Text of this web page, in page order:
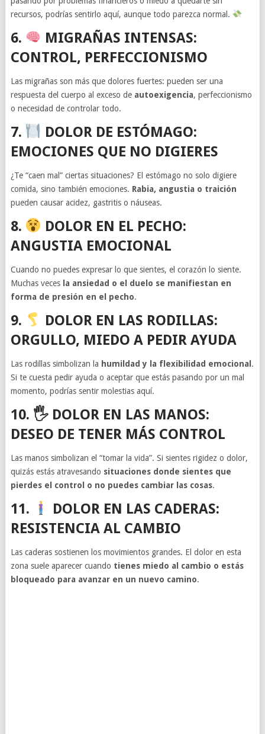
recursos, podrías sentirlo aquí, aunque todo parezca normal.
6.
MIGRAÑAS INTENSAS:
CONTROL, PERFECCIONISMO
Las migrañas son más que dolores fuertes: pueden ser una
respuesta del cuerpo al exceso de autoexigencia, perfeccionismo
o necesidad de controlar todo.
7.
DOLOR DE ESTÓMAGO:
EMOCIONES QUE NO DIGIERES
¿Te “caen mal” ciertas situaciones? El estómago no solo digiere
comida, sino también emociones. Rabia, angustia o traición
pueden causar acidez, gastritis o náuseas.
8.
DOLOR EN EL PECHO:
ANGUSTIA EMOCIONAL
Cuando no puedes expresar lo que sientes, el corazón lo siente.
Muchas veces la ansiedad o el duelo se manifiestan en
forma de presión en el pecho.
9.
DOLOR EN LAS RODILLAS:
ORGULLO, MIEDO A PEDIR AYUDA
Las rodillas simbolizan la humildad y la flexibilidad emocional .
Si te cuesta pedir ayuda o aceptar que estás pasando por un mal
momento, podrías sentir molestias aquí.
10. 🖐️ DOLOR EN LAS MANOS:
DESEO DE TENER MÁS CONTROL
Las manos simbolizan el “tomar la vida”. Si sientes rigidez o dolor,
quizás estás atravesando situaciones donde sientes que
pierdes el control o no puedes cambiar las cosas.
11.
DOLOR EN LAS CADERAS:
RESISTENCIA AL CAMBIO
Las caderas sostienen los movimientos grandes. El dolor en esta
zona suele aparecer cuando tienes miedo al cambio o estás
bloqueado para avanzar en un nuevo camino.